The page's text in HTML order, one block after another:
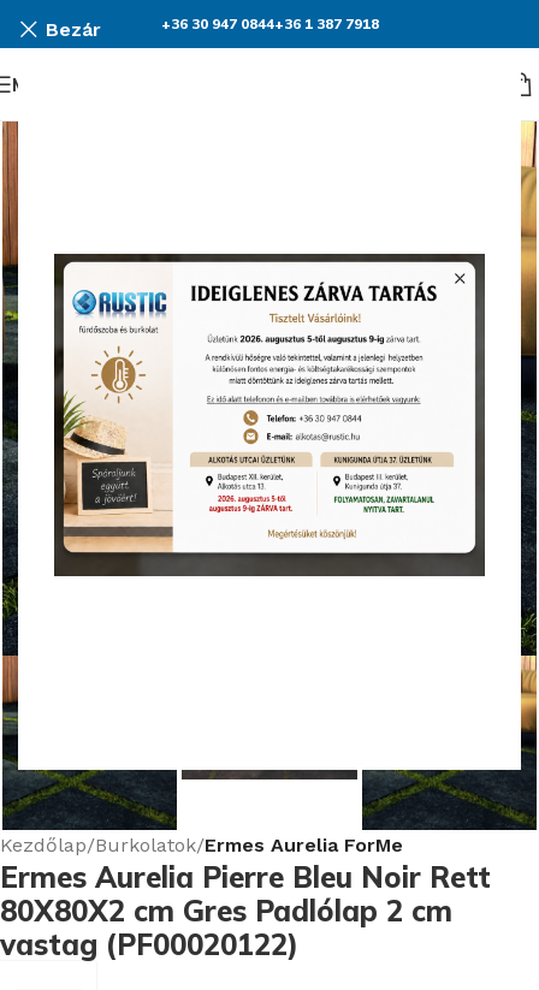
Bezár +36 30 947 0844+36 1 387 7918
Menü
Kezdőlap Burkolatok Ermes Aurelia ForMe
Ermes Aurelia Pierre Bleu Noir Rett
80X80X2 cm Gres Padlólap 2 cm
vastag (PF00020122)